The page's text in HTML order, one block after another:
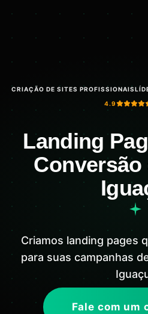
CRIAÇÃO DE SITES PROFISSIONAIS
4.9
Landing
Conversão
Criamos landing pages
para suas campanhas
Fale com um